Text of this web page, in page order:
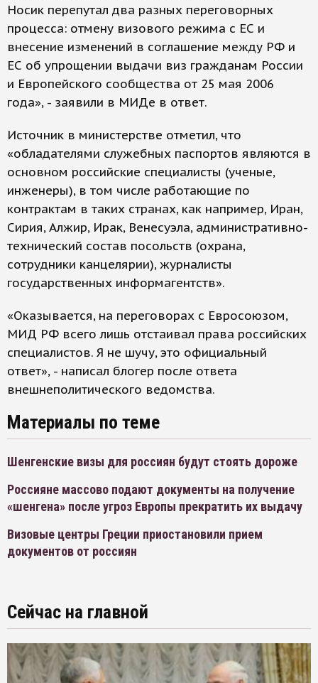
Носик перепутал два разных переговорных
процесса: отмену визового режима с ЕС и
внесение изменений в соглашение между РФ и
ЕС об упрощении выдачи виз гражданам России
и Европейского сообщества от 25 мая 2006
года», - заявили в МИДе в ответ.
Источник в министерстве отметил, что
«обладателями служебных паспортов являются в
основном российские специалисты (ученые,
инженеры), в том числе работающие по
контрактам в таких странах, как например, Иран,
Сирия, Алжир, Ирак, Венесуэла, административно-
технический состав посольств (охрана,
сотрудники канцелярии), журналисты
государственных информагентств».
«Оказывается, на переговорах с Евросоюзом,
МИД РФ всего лишь отстаивал права российских
специалистов. Я не шучу, это официальный
ответ», - написал блогер после ответа
внешнеполитического ведомства.
Материалы по теме
Шенгенские визы для россиян будут стоять дороже
Россияне массово подают документы на получение
«шенгена» после угроз Европы прекратить их выдачу
Визовые центры Греции приостановили прием
документов от россиян
Сейчас на главной